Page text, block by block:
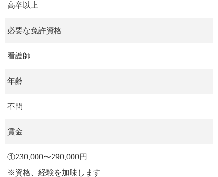
高卒以上
必要な免許資格
看護師
年齢
不問
賃金
①230,000〜290,000円
※資格、経験を加味します